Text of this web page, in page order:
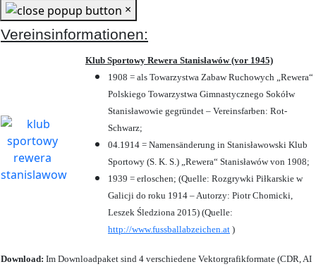
×
Vereinsinformationen:
Klub Sportowy Rewera Stanisławów (vor 1945)
1908 = als Towarzystwa Zabaw Ruchowych „Rewera“
Polskiego Towarzystwa Gimnastycznego Sokółw
Stanisławowie gegründet – Vereinsfarben: Rot-
Schwarz;
04.1914 = Namensänderung in Stanisławowski Klub
Sportowy (S. K. S.) „Rewera“ Stanisławów von 1908;
1939 = erloschen; (Quelle: Rozgrywki Piłkarskie w
Galicji do roku 1914 – Autorzy: Piotr Chomicki,
Leszek Śledziona 2015) (Quelle:
http://www.fussballabzeichen.at )
Download: Im Downloadpaket sind 4 verschiedene Vektorgrafikformate (CDR, AI